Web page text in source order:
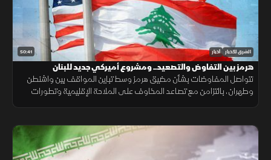
50:41 الشرق للأخبار أخبار
هرمز بين التفاوض والتصعيد.. ومشروع أميركي جديد للبنان
تتواصل المفاوضات بشأن مضيق هرمز وسط تباين المواقف بين واشنطن
وطهران، بالتزامن مع تصاعد المخاوف على الملاحة الإقليمية وتطورات